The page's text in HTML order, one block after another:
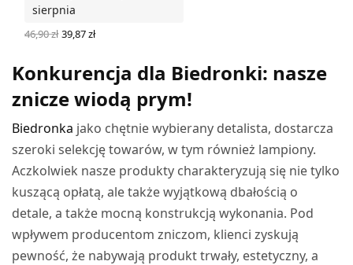
sierpnia
46,90zł Pierwotna
cena
46,90 zł.
39,87złAktualna
39,87 zł.
Konkurencja dla Biedronki: nasze
znicze wiodą prym!
Biedronka jako chętnie wybierany detalista, dostarcza
szeroki selekcję towarów, w tym również lampiony.
Aczkolwiek nasze produkty charakteryzują się nie tylko
kuszącą opłatą, ale także wyjątkową dbałością o
detale, a także mocną konstrukcją wykonania. Pod
wpływem producentom zniczom, klienci zyskują
pewność, że nabywają produkt trwały, estetyczny, a